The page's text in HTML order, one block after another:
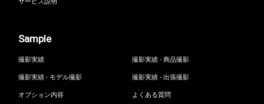
Sample
撮影実績
撮影実績 - 商品撮影
撮影実績 - モデル撮影
撮影実績 - 出張撮影
オプション内容
よくある質問